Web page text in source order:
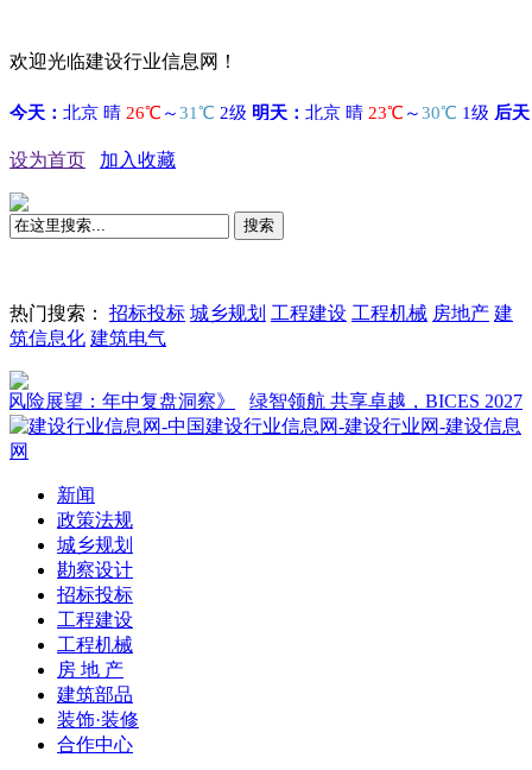
欢迎光临建设行业信息网！
设为首页 加入收藏
搜索
热门搜索： 招标投标 城乡规划 工程建设 工程机械 房地产 建
筑信息化 建筑电气
：年中复盘洞察》 绿智领航 共享卓越，BICES 2027新闻发布
新闻
政策法规
城乡规划
勘察设计
招标投标
工程建设
工程机械
房 地 产
建筑部品
装饰·装修
合作中心